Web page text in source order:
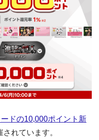
ドの10,000ポイント新
されています。